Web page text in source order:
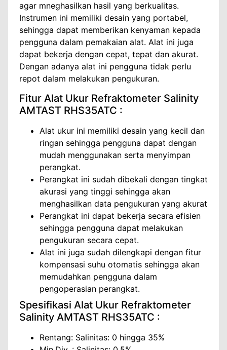
agar mneghasilkan hasil yang berkualitas.
Instrumen ini memiliki desain yang portabel,
sehingga dapat memberikan kenyaman kepada
pengguna dalam pemakaian alat. Alat ini juga
dapat bekerja dengan cepat, tepat dan akurat.
Dengan adanya alat ini pengguna tidak perlu
repot dalam melakukan pengukuran.
Fitur Alat Ukur Refraktometer Salinity
AMTAST RHS35ATC :
Alat ukur ini memiliki desain yang kecil dan
ringan sehingga pengguna dapat dengan
mudah menggunakan serta menyimpan
perangkat.
Perangkat ini sudah dibekali dengan tingkat
akurasi yang tinggi sehingga akan
menghasilkan data pengukuran yang akurat
Perangkat ini dapat bekerja secara efisien
sehingga pengguna dapat melakukan
pengukuran secara cepat.
Alat ini juga sudah dilengkapi dengan fitur
kompensasi suhu otomatis sehingga akan
memudahkan pengguna dalam
pengoperasian perangkat.
Spesifikasi Alat Ukur Refraktometer
Salinity AMTAST RHS35ATC :
Rentang: Salinitas: 0 hingga 35%